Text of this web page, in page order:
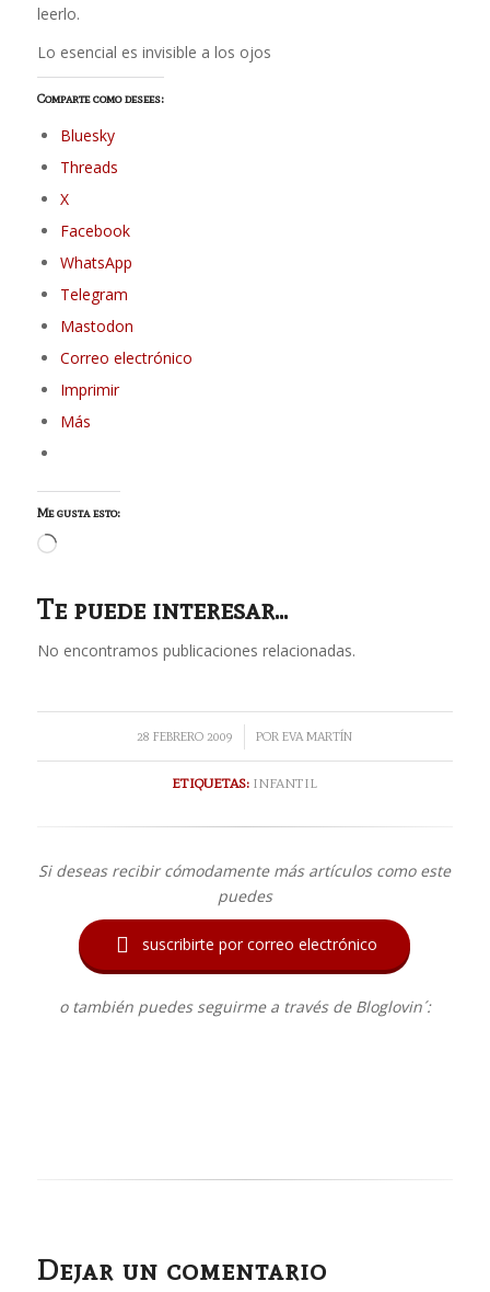
leerlo.
Lo esencial es invisible a los ojos
Comparte como desees:
Bluesky
Threads
X
Facebook
WhatsApp
Telegram
Mastodon
Correo electrónico
Imprimir
Más
Me gusta esto:
Cargando...
Te puede interesar...
No encontramos publicaciones relacionadas.
28 FEBRERO 2009
/ POREVA MARTÍN
ETIQUETAS: INFANTIL
Si deseas recibir cómodamente más artículos como este
puedes
 suscribirte por correo electrónico
o también puedes seguirme a través de Bloglovin´:
Dejar un comentario